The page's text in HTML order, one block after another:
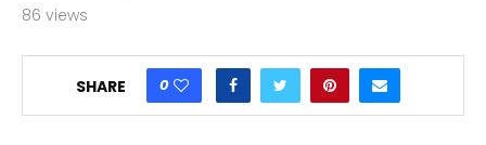
86 views
SHARE 0